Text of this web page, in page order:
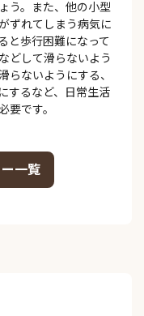
う。また、他の小型
ずれてしまう病気に
と歩行困難になって
どして滑らないよう
らないようにする、
するなど、日常生活
です。
一覧